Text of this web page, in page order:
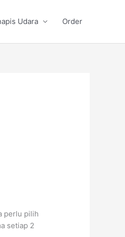
Udara Order
perlu pilih
setiap 2